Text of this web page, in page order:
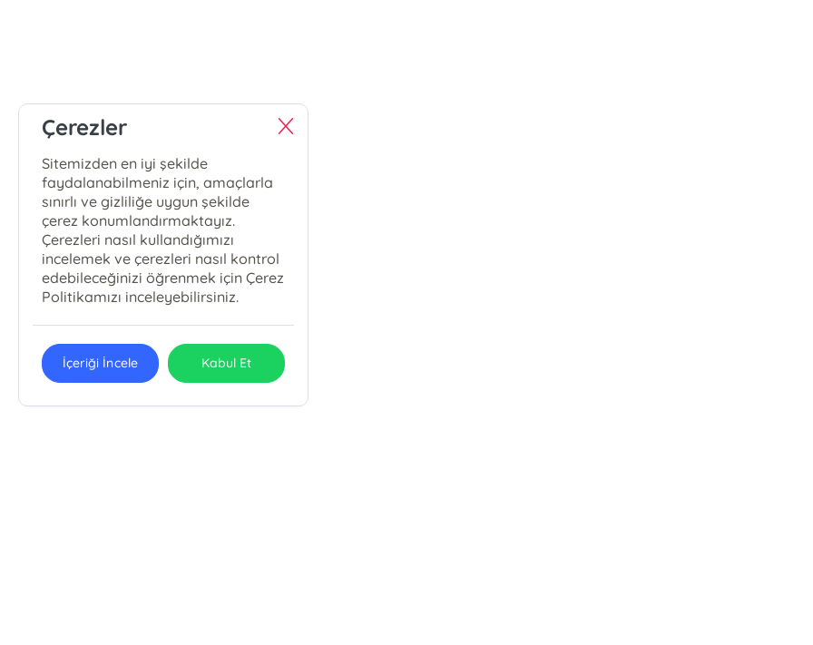
Çerezler
Sitemizden en iyi şekilde
faydalanabilmeniz için, amaçlarla
sınırlı ve gizliliğe uygun şekilde
çerez konumlandırmaktayız.
Çerezleri nasıl kullandığımızı
incelemek ve çerezleri nasıl kontrol
edebileceğinizi öğrenmek için Çerez
Politikamızı inceleyebilirsiniz.
İçeriği İncele Kabul Et